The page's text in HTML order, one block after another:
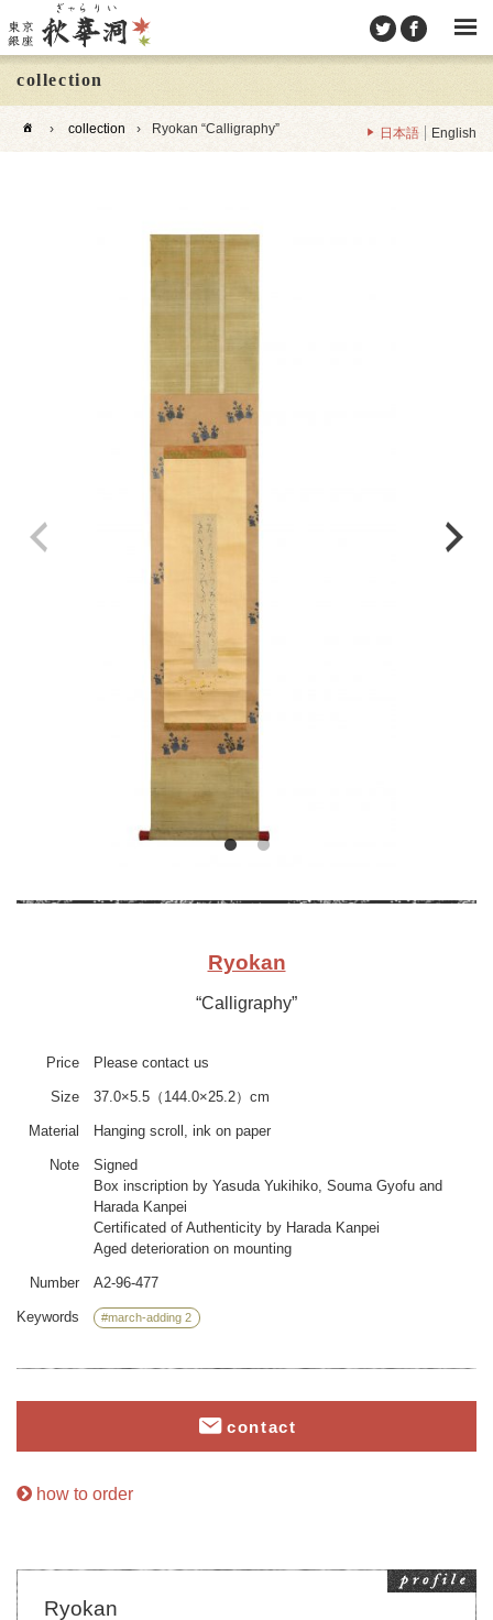
collection
› collection › Ryokan “Calligraphy” 日本語 English
Ryokan
“Calligraphy”
Price Please contact us
Size 37.0×5.5（144.0×25.2）cm
Material Hanging scroll, ink on paper
Note
Signed
Box inscription by Yasuda Yukihiko, Souma Gyofu and
Harada Kanpei
Certificated of Authenticity by Harada Kanpei
Aged deterioration on mounting
Number A2-96-477
Keywords #march-adding 2
contact
how to order
Ryokan